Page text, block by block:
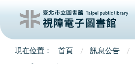
首頁 訊息公告